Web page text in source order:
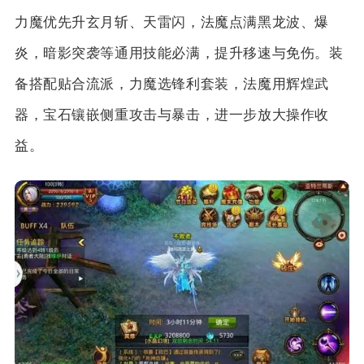
力魔优先升玄月斩、天雷闪，法魔点满黑龙波、爆
炎，暗影突袭等通用技能必满，提升移速与免伤。装
备搭配贴合流派，力魔选锋利套装，法魔用辉煌武
器，宝石镶嵌侧重攻击与暴击，进一步放大操作收
益。